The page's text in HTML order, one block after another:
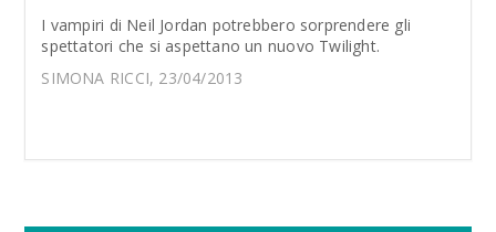
I vampiri di Neil Jordan potrebbero sorprendere gli
spettatori che si aspettano un nuovo Twilight.
SIMONA RICCI, 23/04/2013